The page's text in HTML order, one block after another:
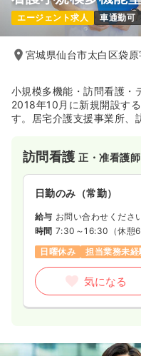
エージェント求人 車通勤可
宮城県仙台市太白区袋
小規模多機能・訪問看護・
2018年10月に新規開設す
す。居宅介護支援事業所、
訪問看護正・准看護師
日勤のみ（常勤）
給与 お問い合わせくださ
時間 7:30～16:30 （休憩
日曜休み
担当業務未経
気になる